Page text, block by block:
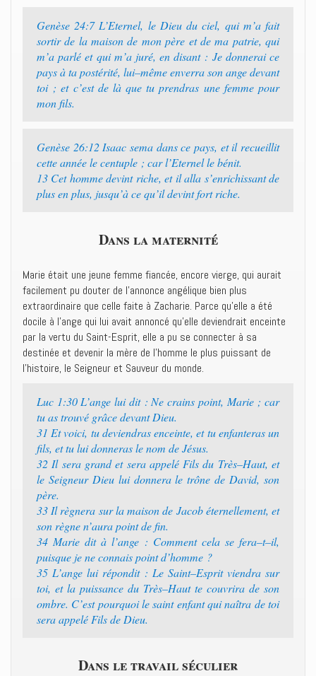
Genèse 24:7 ‭‭L’Eternel, le Dieu du ciel, qui m’a fait
sortir de la maison de mon père et de ma patrie, qui
m’a parlé et qui m’a juré, en disant : Je donnerai ce
pays à ta postérité, lui–même enverra son ange devant
toi ; et c’est de là que tu prendras une femme pour
mon fils.‭
Genèse 26:12 ‭‭Isaac sema dans ce pays, et il recueillit
cette année le centuple ; car l’Eternel le bénit.‭
13 ‭‭Cet homme devint riche, et il alla s’enrichissant de
plus en plus, jusqu’à ce qu’il devint fort riche.‭
Dans la maternité
Marie était une jeune femme fiancée, encore vierge, qui aurait
facilement pu douter de l’annonce angélique bien plus
extraordinaire que celle faite à Zacharie. Parce qu’elle a été
docile à l’ange qui lui avait annoncé qu’elle deviendrait enceinte
par la vertu du Saint-Esprit, elle a pu se connecter à sa
destinée et devenir la mère de l’homme le plus puissant de
l’histoire, le Seigneur et Sauveur du monde.
Luc 1:30 ‭‭L’ange lui dit : Ne crains point, Marie ; car
tu as trouvé grâce devant Dieu.‭
31 ‭‭Et voici, tu deviendras enceinte, et tu enfanteras un
fils, et tu lui donneras le nom de Jésus.‭
32 ‭‭Il sera grand et sera appelé Fils du Très–Haut, et
le Seigneur Dieu lui donnera le trône de David, son
père.‭
33 ‭‭Il règnera sur la maison de Jacob éternellement, et
son règne n’aura point de fin.‭
34 ‭‭Marie dit à l’ange : Comment cela se fera–t–il,
puisque je ne connais point d’homme ?‭
35 ‭‭L’ange lui répondit : Le Saint–Esprit viendra sur
toi, et la puissance du Très–Haut te couvrira de son
ombre. C’est pourquoi le saint enfant qui naîtra de toi
sera appelé Fils de Dieu.‭
Dans le travail séculier